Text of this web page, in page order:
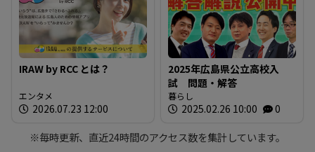
IRAW by RCC とは？
エンタメ
2026.07.23 12:00
2025年広島県公立高校入
試 問題・解答
暮らし
2025.02.26 10:00 0
※毎時更新、直近24時間のアクセス数を集計しています。